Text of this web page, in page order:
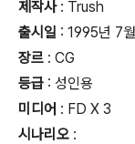
제작사: Trush
출시일 : 1995년 7
장르 : CG
등급 : 성인용
미디어 : FD X 3
시나리오 :